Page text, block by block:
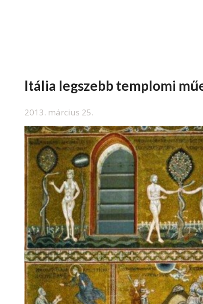
Itália legszebb templomi
2013. március 25.